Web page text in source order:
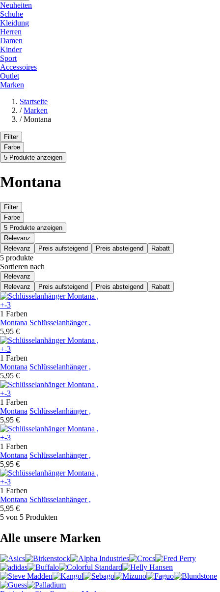
Neuheiten
Schuhe
Kleidung
Herren
Damen
Kinder
Sport
Accessoires
Outlet
Marken
Startseite
/ Marken
/ Montana
Filter
Farbe
5 Produkte anzeigen
Montana
Filter
Farbe
5 Produkte anzeigen
Relevanz
Relevanz
Preis aufsteigend Preis absteigend Rabatt
5 produkte
Sortieren nach
Relevanz
Relevanz
Preis aufsteigend Preis absteigend Rabatt
+-3
1 Farben
Montana Schlüsselanhänger ,
5,95 €
+-3
1 Farben
Montana Schlüsselanhänger ,
5,95 €
+-3
1 Farben
Montana Schlüsselanhänger ,
5,95 €
+-3
1 Farben
Montana Schlüsselanhänger ,
5,95 €
+-3
1 Farben
Montana Schlüsselanhänger ,
5,95 €
5 von 5 Produkten
Alle unsere Marken